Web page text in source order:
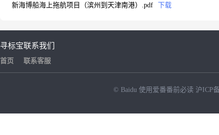
新海博船海上拖航项目（滨州到天津南港）.pdf
下载
寻标宝
首页
联系我们
联系客服
© Baidu 使用爱番番前必读 沪ICP